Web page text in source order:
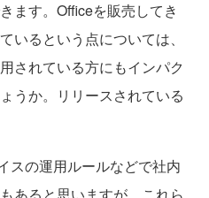
ます。Officeを販売してき
いるという点については、
されている方にもインパク
うか。リリースされている
スの運用ルールなどで社内